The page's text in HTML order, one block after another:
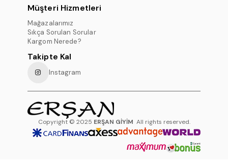
Müşteri Hizmetleri
Mağazalarımız
Sıkça Sorulan Sorular
Kargom Nerede?
Takipte Kal
Instagram
Copyright © 2025 ERŞAN GİYİM All rights reserved.